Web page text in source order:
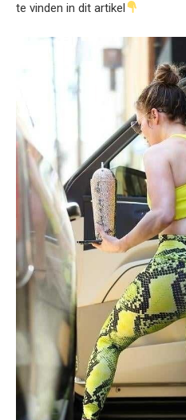
te vinden in dit artikel